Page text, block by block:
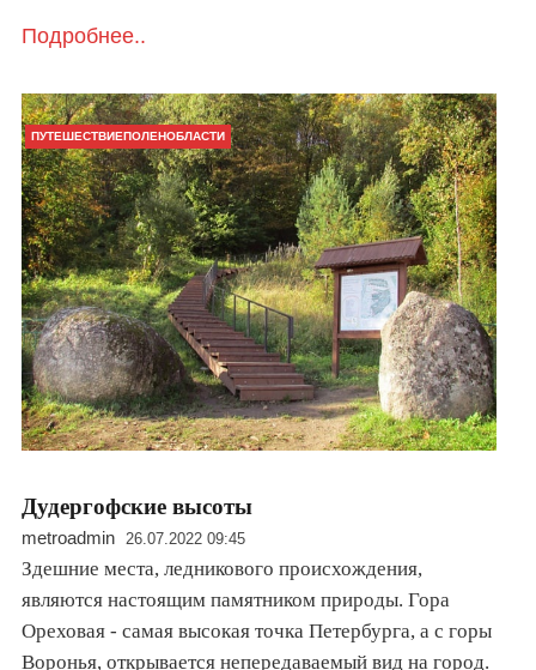
Подробнее..
ПУТЕШЕСТВИЕПОЛЕНОБЛАСТИ
Дудергофские высоты
metroadmin 26.07.2022 09:45
Здешние места, ледникового происхождения,
являются настоящим памятником природы. Гора
Ореховая - самая высокая точка Петербурга, а с горы
Воронья, открывается непередаваемый вид на город.